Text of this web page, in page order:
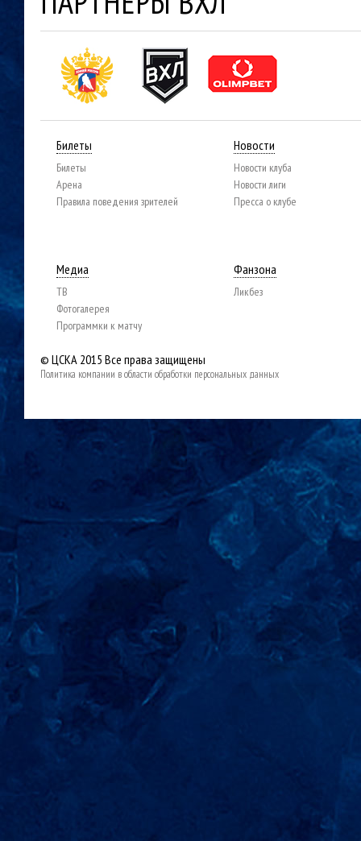
Билеты
Билеты
Арена
Правила поведения зрителей
Новости
Новости клуба
Новости лиги
Пресса о клубе
Медиа
ТВ
Фотогалерея
Программки к матчу
Фанзона
Ликбез
© ЦСКА 2015 Все права защищены
Политика компании в области обработки персональных данных